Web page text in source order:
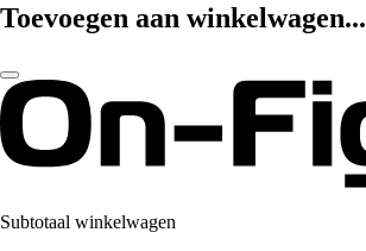
Toevoegen aan winkelwagen...
Subtotaal winkelwagen